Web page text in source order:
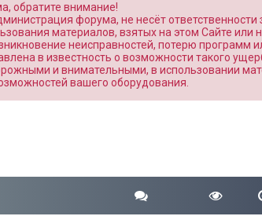
обратите внимание!
форума, не несёт
материалов, взятых на этом Сайте или
неисправностей, потерю программ
в известность о возможности такого
и внимательными, в использовании
вашего оборудования.